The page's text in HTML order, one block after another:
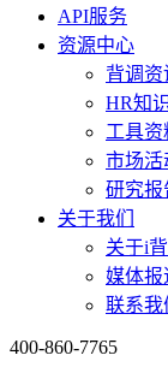
API服务
资源中心
背调资
HR知
工具资
市场活
研究报
关于我们
关于i
媒体报
联系我
400-860-7765